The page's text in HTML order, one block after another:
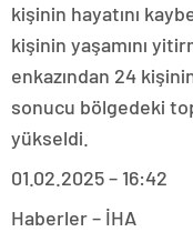
kişinin hayatını
kişinin yaşamını
enkazından 24
sonucu bölgedeki
yükseldi.
01.02.2025 – 16:42
Haberler – İHA